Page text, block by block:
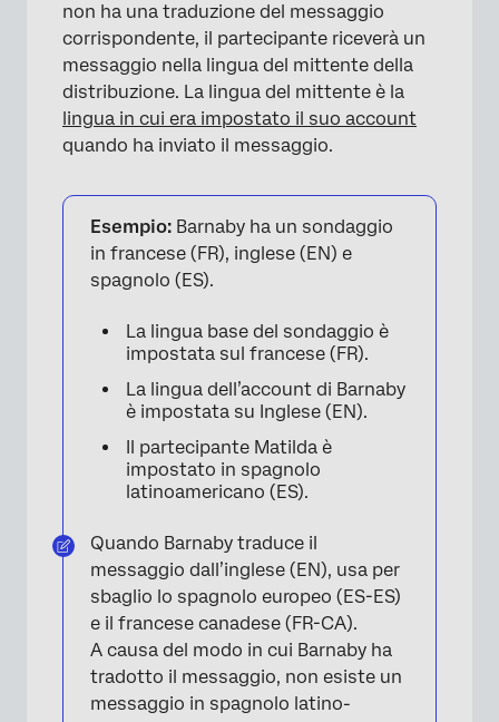
non ha una traduzione del messaggio
corrispondente, il partecipante riceverà un
messaggio nella lingua del mittente della
distribuzione. La lingua del mittente è la
lingua in cui era impostato il suo account
quando ha inviato il messaggio.
Esempio: Barnaby ha un sondaggio
in francese (FR), inglese (EN) e
spagnolo (ES).
La lingua base del sondaggio è
impostata sul francese (FR).
La lingua dell’account di Barnaby
è impostata su Inglese (EN).
Il partecipante Matilda è
impostato in spagnolo
latinoamericano (ES).
Quando Barnaby traduce il
messaggio dall’inglese (EN), usa per
sbaglio lo spagnolo europeo (ES-ES)
e il francese canadese (FR-CA).
A causa del modo in cui Barnaby ha
tradotto il messaggio, non esiste un
messaggio in spagnolo latino-